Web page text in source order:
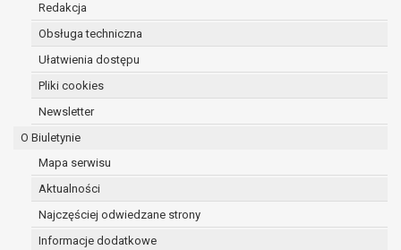
Redakcja
Obsługa techniczna
Ułatwienia dostępu
Pliki cookies
Newsletter
O Biuletynie
Mapa serwisu
Aktualności
Najczęściej odwiedzane strony
Informacje dodatkowe
osoba, której dane dotyczą, wniosła
sprzeciw wobec przetwarzania
danych - do czasu ustalenia czy
stronie administratora są nadrzędne
podstawie art. 20 RODO, w przypadku gdy
łącznie spełnione są następujące przesłanki:
przetwarzanie danych odbywa się na
podstawie umowy zawartej z osobą,
której dane dotyczą lub na podstawie